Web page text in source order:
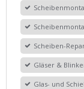
Scheiben-
Gläser &
Glas- und